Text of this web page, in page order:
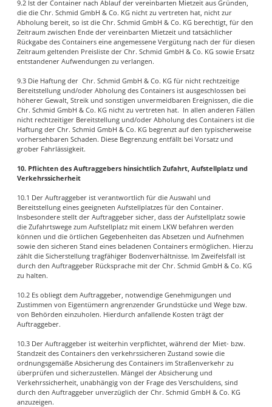
9.2 Ist der Container nach Ablauf der vereinbarten Mietzeit aus Gründen,
die die Chr. Schmid GmbH & Co. KG nicht zu vertreten hat, nicht zur
Abholung bereit, so ist die Chr. Schmid GmbH & Co. KG berechtigt, für den
Zeitraum zwischen Ende der vereinbarten Mietzeit und tatsächlicher
Rückgabe des Containers eine angemessene Vergütung nach der für diesen
Zeitraum geltenden Preisliste der Chr. Schmid GmbH & Co. KG sowie Ersatz
entstandener Aufwendungen zu verlangen.
9.3 Die Haftung der Chr. Schmid GmbH & Co. KG für nicht rechtzeitige
Bereitstellung und/oder Abholung des Containers ist ausgeschlossen bei
höherer Gewalt, Streik und sonstigen unvermeidbaren Ereignissen, die die
Chr. Schmid GmbH & Co. KG nicht zu vertreten hat. In allen anderen Fällen
nicht rechtzeitiger Bereitstellung und/oder Abholung des Containers ist die
Haftung der Chr. Schmid GmbH & Co. KG begrenzt auf den typischerweise
vorhersehbaren Schaden. Diese Begrenzung entfällt bei Vorsatz und
grober Fahrlässigkeit.
10. Pflichten des Auftraggebers hinsichtlich Zufahrt, Aufstellplatz und
Verkehrssicherheit
10.1 Der Auftraggeber ist verantwortlich für die Auswahl und
Bereitstellung eines geeigneten Aufstellplatzes für den Container.
Insbesondere stellt der Auftraggeber sicher, dass der Aufstellplatz sowie
die Zufahrtswege zum Aufstellplatz mit einem LKW befahren werden
können und die örtlichen Gegebenheiten das Absetzen und Aufnehmen
sowie den sicheren Stand eines beladenen Containers ermöglichen. Hierzu
zählt die Sicherstellung tragfähiger Bodenverhältnisse. Im Zweifelsfall ist
durch den Auftraggeber Rücksprache mit der Chr. Schmid GmbH & Co. KG
zu halten.
10.2 Es obliegt dem Auftraggeber, notwendige Genehmigungen und
Zustimmen von Eigentümern angrenzender Grundstücke und Wege bzw.
von Behörden einzuholen. Hierdurch anfallende Kosten trägt der
Auftraggeber.
10.3 Der Auftraggeber ist weiterhin verpflichtet, während der Miet- bzw.
Standzeit des Containers den verkehrssicheren Zustand sowie die
ordnungsgemäße Absicherung des Containers im Straßenverkehr zu
überprüfen und sicherzustellen. Mängel der Absicherung und
Verkehrssicherheit, unabhängig von der Frage des Verschuldens, sind
durch den Auftraggeber unverzüglich der Chr. Schmid GmbH & Co. KG
anzuzeigen.